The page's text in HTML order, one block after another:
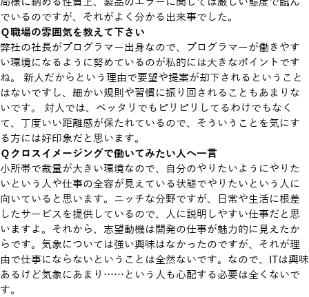
でいるのですが、それがよく分かる出来事でした。
Ｑ職場の雰囲気を教えて下さい
弊社の社長がプログラマー出身なので、プログラマーが働きやす
い環境になるように努めているのが私的には大きなポイントです
ね。 新人だからという理由で要望や提案が却下されるということ
はないですし、細かい規則や習慣に振り回されることもあまりな
いです。 対人では、ベッタリでもピリピリしてるわけでもなく
て、丁度いい距離感が保たれているので、そういうことを気にす
る方には好印象だと思います。
Ｑクロスイメージングで働いてみたい人へ一言
小所帯で裁量が大きい環境なので、自分のやりたいようにやりた
いという人や仕事の全容が見えている状態でやりたいという人に
向いていると思います。ニッチな分野ですが、日常や生活に根差
したサービスを提供しているので、人に説明しやすい仕事だと思
いますよ。それから、志望動機は開発の仕事が魅力的に見えたか
らです。気象については強い興味はなかったのですが、それが理
由で仕事にならないということは全然ないです。なので、ITは興味
あるけど気象にあまり……という人も心配する必要は全くないで
す。